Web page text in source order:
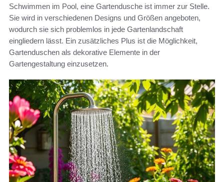
Schwimmen im Pool, eine Gartendusche ist immer zur Stelle.
Sie wird in verschiedenen Designs und Größen angeboten,
wodurch sie sich problemlos in jede Gartenlandschaft
eingliedern lässt. Ein zusätzliches Plus ist die Möglichkeit,
Gartenduschen als dekorative Elemente in der
Gartengestaltung einzusetzen.